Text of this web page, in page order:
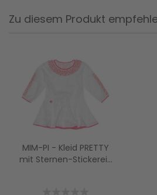
Zu diesem Produkt
MIM-PI - Kleid PRETTY
mit Sternen-Stickerei...